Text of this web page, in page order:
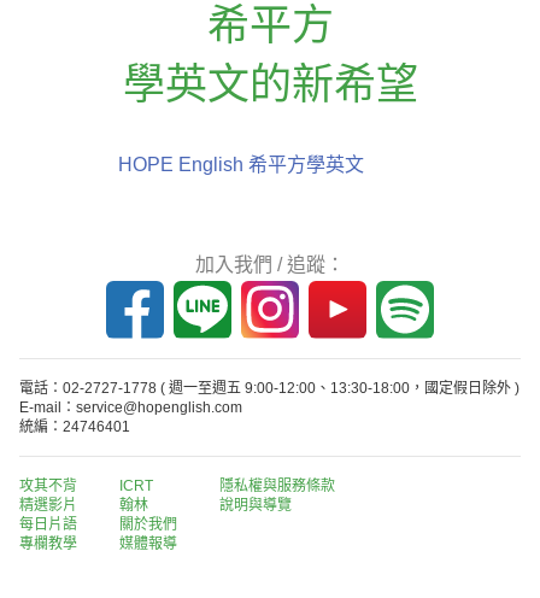
希平方
學英文的新希望
HOPE English 希平方學英文
加入我們 / 追蹤：
電話：02-2727-1778 ( 週一至週五 9:00-12:00、13:30-18:00，國定假日除外 )
E-mail：service@hopenglish.com
統編：24746401
攻其不背
精選影片
每日片語
專欄教學
ICRT
翰林
關於我們
媒體報導
隱私權與服務條款
說明與導覽